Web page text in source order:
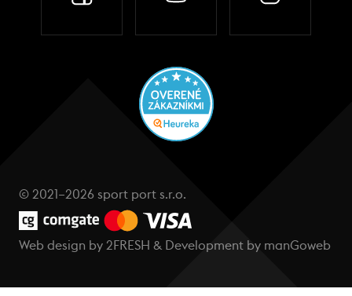
© 2021–2026 sport port s.r.o.
Web design by 2FRESH & Development by manGoweb